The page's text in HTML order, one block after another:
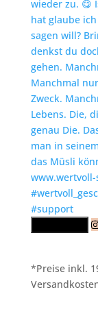
*Preise inkl.